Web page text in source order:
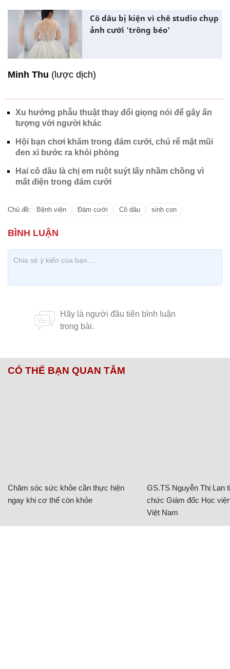
Cô dâu bị kiện vì chê studio chụp
ảnh cưới 'trông béo'
Minh Thu (lược dịch)
Xu hướng phẫu thuật thay đổi giọng nói để gây ấn
tượng với người khác
Hội bạn chơi khăm trong đám cưới, chú rể mặt mũi
đen xì bước ra khỏi phòng
Hai cô dâu là chị em ruột suýt lấy nhầm chồng vì
mất điện trong đám cưới
Chủ đề: Bệnh viện Đám cưới Cô dâu sinh con
CÓ THỂ BẠN QUAN TÂM
Chăm sóc sức khỏe cần thực hiện
ngay khi cơ thể còn khỏe
GS.TS Nguyễn Thị Lan
chức Giám đốc Học
Việt Nam